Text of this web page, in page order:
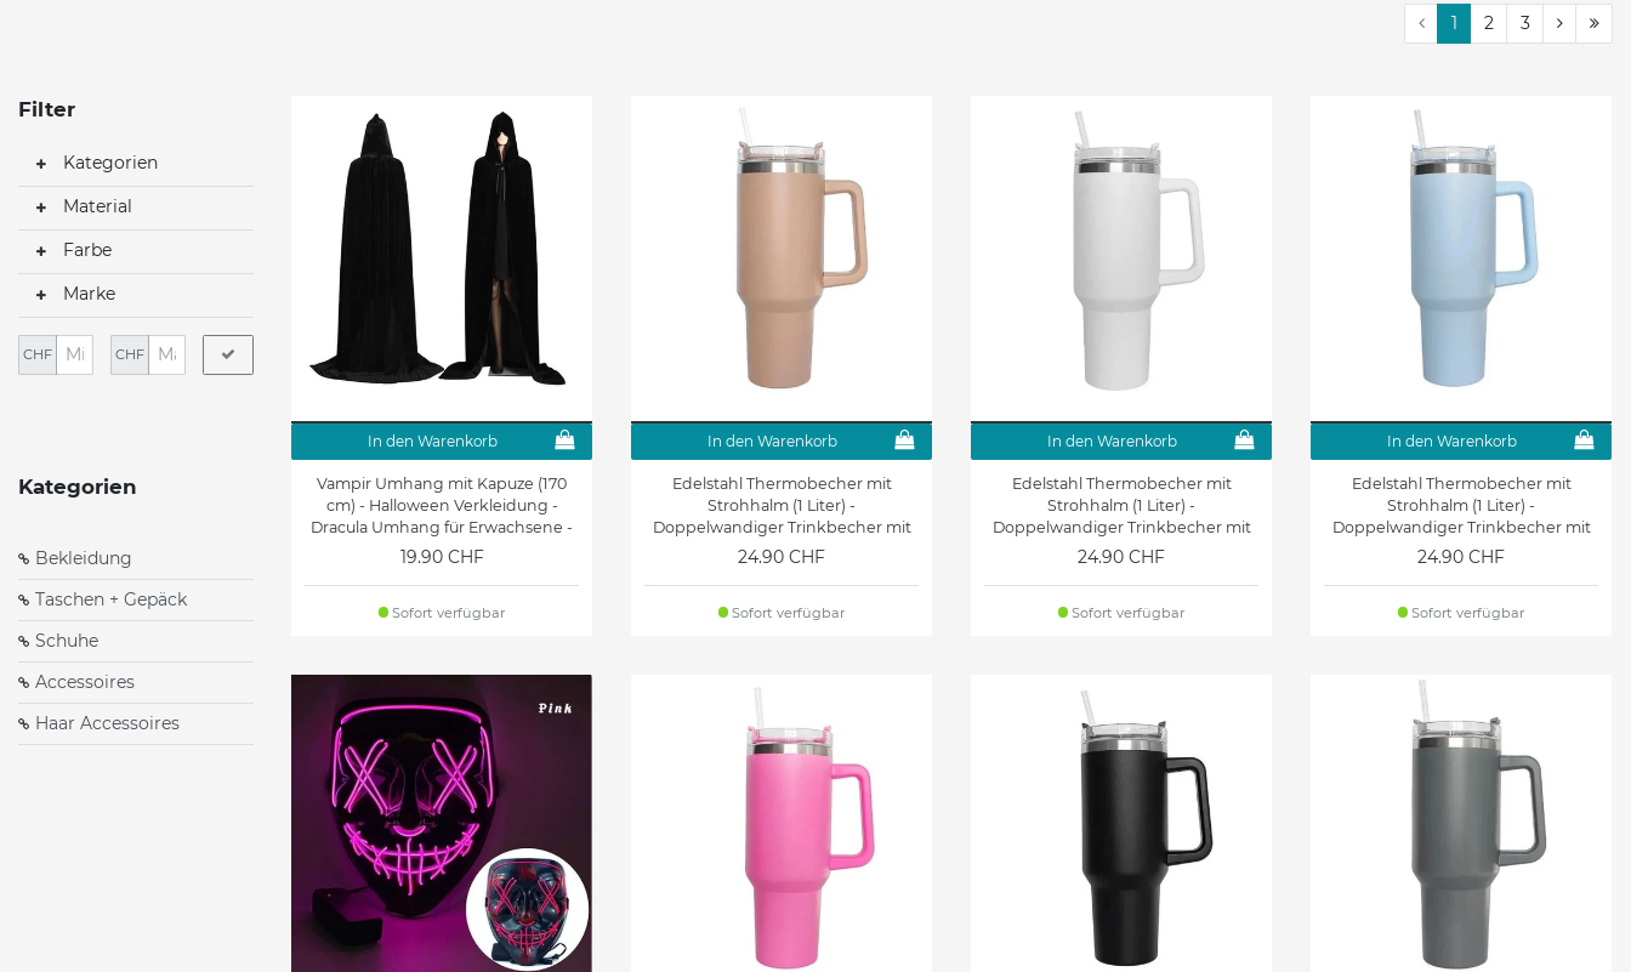
1 2 3
Filter
Kategorien
Material
Farbe
Marke
CHF CHF
Kategorien
Bekleidung
Taschen + Gepäck
Schuhe
Accessoires
Haar Accessoires
In den Warenkorb
Vampir Umhang mit Kapuze (170
cm) - Halloween Verkleidung -
Dracula Umhang für Erwachsene -
schwarz
19.90 CHF
Sofort verfügbar
In den Warenkorb
Edelstahl Thermobecher mit
Strohhalm (1 Liter) -
Doppelwandiger Trinkbecher mit
Griff + Deckel - Brew Series - beige
24.90 CHF
Sofort verfügbar
In den Warenkorb
Edelstahl Thermobecher mit
Strohhalm (1 Liter) -
Doppelwandiger Trinkbecher mit
Griff + Deckel - Brew Series - weiss
24.90 CHF
Sofort verfügbar
In den Warenkorb
Edelstahl Thermobecher mit
Strohhalm (1 Liter) -
Doppelwandiger Trinkbecher mit
Griff + Deckel - Brew Series -
24.90 CHF
Sofort verfügbar